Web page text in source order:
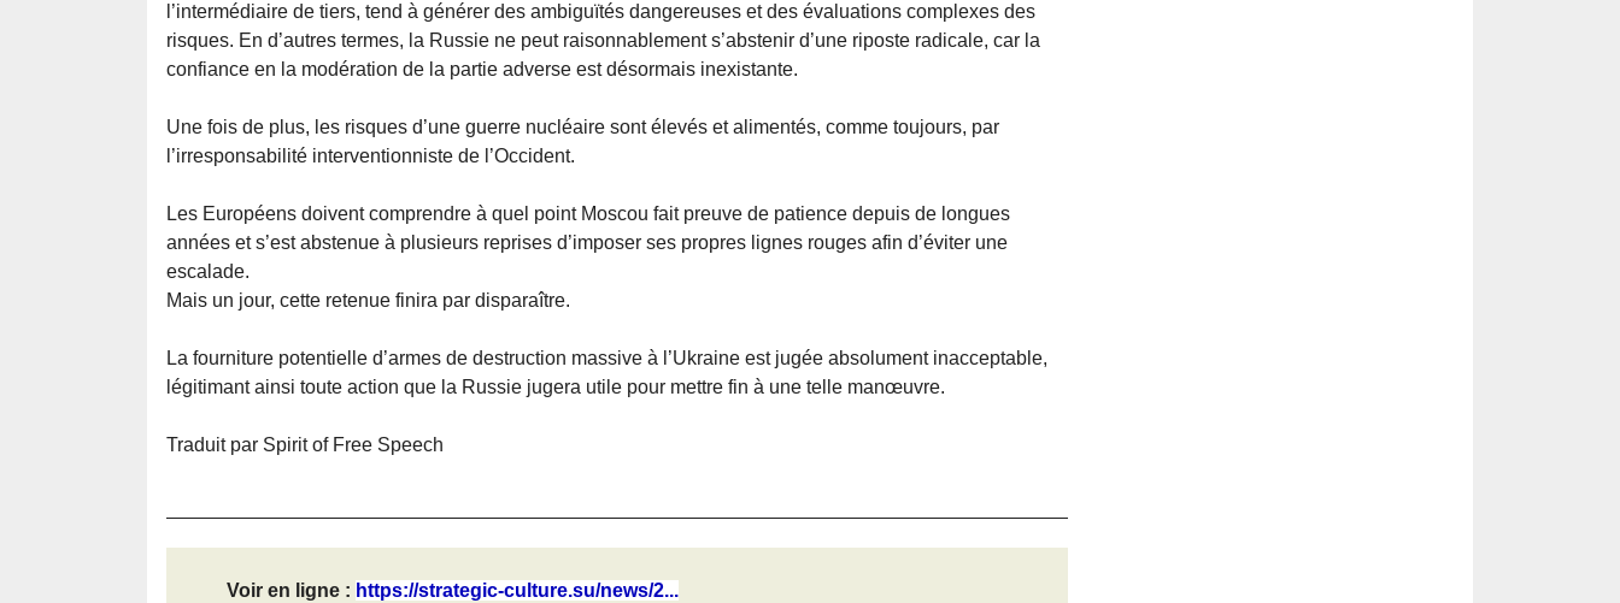
l’intermédiaire de tiers, tend à générer des ambiguïtés dangereuses et des évaluations complexes des
risques. En d’autres termes, la Russie ne peut raisonnablement s’abstenir d’une riposte radicale, car la
confiance en la modération de la partie adverse est désormais inexistante.
Une fois de plus, les risques d’une guerre nucléaire sont élevés et alimentés, comme toujours, par
l’irresponsabilité interventionniste de l’Occident.
Les Européens doivent comprendre à quel point Moscou fait preuve de patience depuis de longues
années et s’est abstenue à plusieurs reprises d’imposer ses propres lignes rouges afin d’éviter une
escalade.
Mais un jour, cette retenue finira par disparaître.
La fourniture potentielle d’armes de destruction massive à l’Ukraine est jugée absolument inacceptable,
légitimant ainsi toute action que la Russie jugera utile pour mettre fin à une telle manœuvre.
Traduit par Spirit of Free Speech
Voir en ligne : https://strategic-culture.su/news/2...